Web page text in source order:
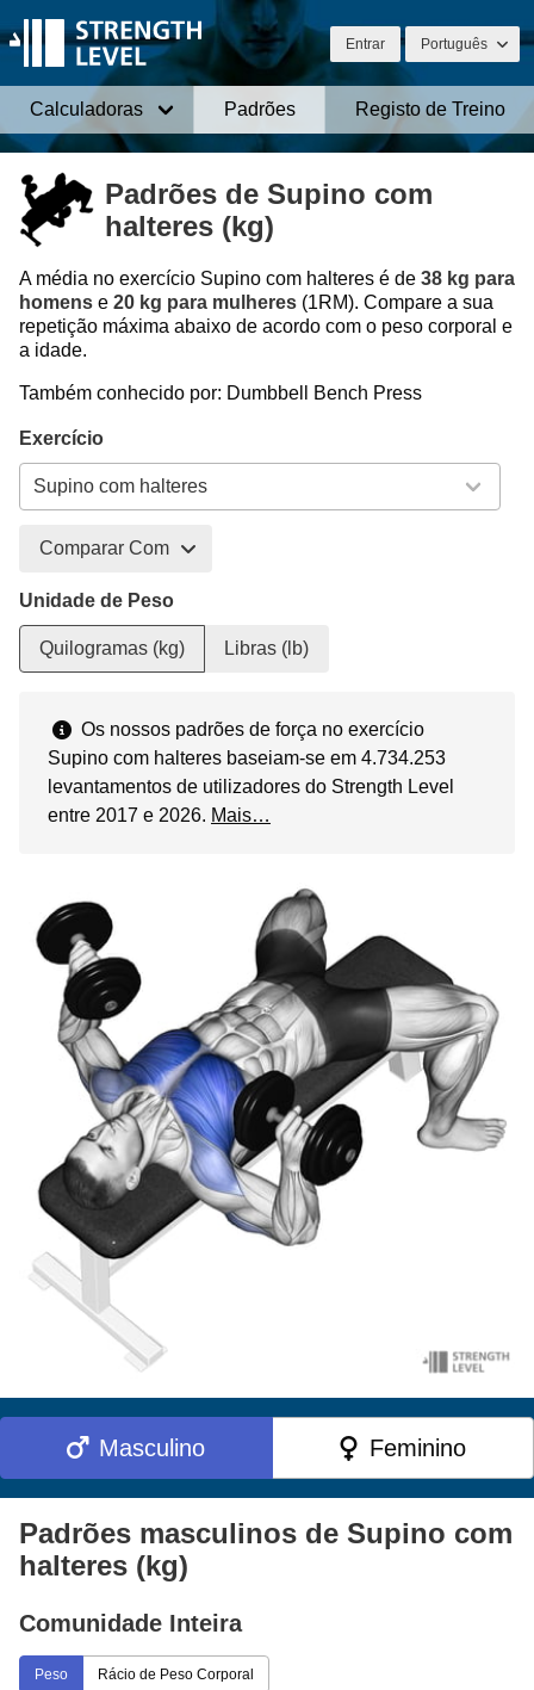
Entrar Português
Calculadoras Padrões Registo de Treino
Padrões de Supino com
halteres (kg)
A média no exercício Supino com halteres é de 38 kg para
homens e 20 kg para mulheres (1RM). Compare a sua
repetição máxima abaixo de acordo com o peso corporal e
a idade.
Também conhecido por: Dumbbell Bench Press
Exercício
Comparar Com
Unidade de Peso
Quilogramas (kg) Libras (lb)
Os nossos padrões de força no exercício
Supino com halteres baseiam-se em 4.734.253
levantamentos de utilizadores do Strength Level
entre 2017 e 2026. Mais…
Masculino Feminino
Padrões masculinos de Supino com
halteres (kg)
Comunidade Inteira
Peso Rácio de Peso Corporal